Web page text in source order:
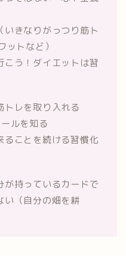
きなりがっつり筋ト
トなど）
う！ダイエットは習
レを取り入れる
ルを知る
ることを続ける習慣化
持っているカードで
い（自分の畑を耕